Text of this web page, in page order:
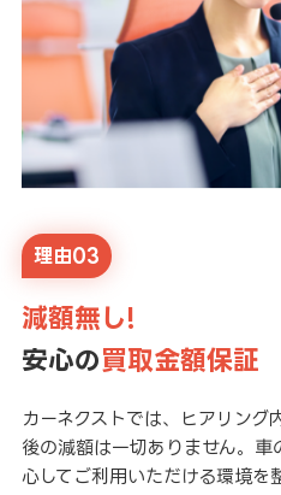
理由03
減額無し!
安心の買取金額保証
カーネクストでは、ヒアリング
後の減額は一切ありません。車
心してご利用いただける環境を